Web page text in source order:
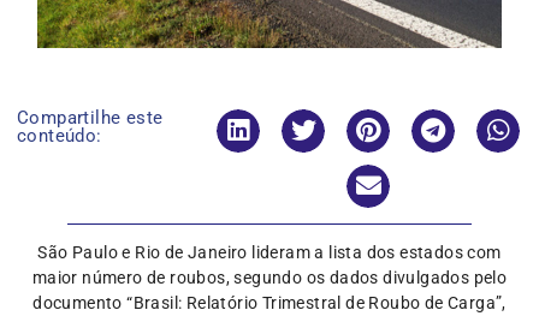
Compartilhe este
conteúdo:
São Paulo e Rio de Janeiro lideram a lista dos estados com
maior número de roubos, segundo os dados divulgados pelo
documento “Brasil: Relatório Trimestral de Roubo de Carga”,